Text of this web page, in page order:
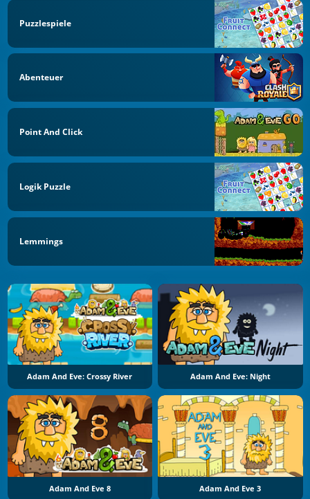
Puzzlespiele
Abenteuer
Point And Click
Logik Puzzle
Lemmings
Adam And Eve: Crossy River Adam And Eve: Night
Adam And Eve 8 Adam And Eve 3